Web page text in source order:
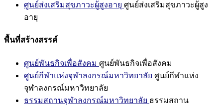
ศูนย์ส่งเสริมสุขภาวะผู้สูงอายุ ศูนย์ส่งเสริมสุขภาวะผู้สูง
อายุ
พื้นที่สร้างสรรค์
ศูนย์พันธกิจเพื่อสังคม ศูนย์พันธกิจเพื่อสังคม
ศูนย์กีฬาแห่งจุฬาลงกรณ์มหาวิทยาลัย ศูนย์กีฬาแห่ง
จุฬาลงกรณ์มหาวิทยาลัย
ธรรมสถานจุฬาลงกรณ์มหาวิทยาลัย ธรรมสถาน